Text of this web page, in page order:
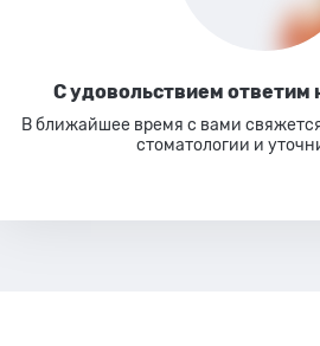
С удовольствием ответим
В ближайшее время с вами
стоматологии и